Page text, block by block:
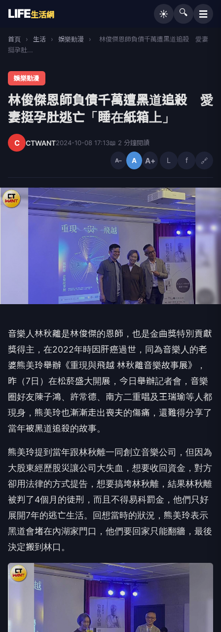
LIFE生活網 ☀️ 🔍 ☰
首頁 › 生活 › 娛樂動漫 ›
林俊傑恩師負債千萬遭黑道追殺 愛妻
挺孕肚...
娛樂動漫
林俊傑恩師負債千萬遭黑道追殺 愛
妻挺孕肚逃亡「睡在紙箱上」
C CTWANT2024-10-08 17:13📖 2 分鐘閱讀
A− A A+ L f 🔗
音樂人林秋離是林俊傑的恩師，也是金曲獎特別貢獻
獎得主，在2022年時因肝癌過世，同為音樂人的老
婆熊美玲舉辦《重現與飛越 林秋離音樂故事展》，
昨（7日）在松菸盛大開展，今日舉辦記者會，音樂
圈好友陳子鴻、許常德、南方二重唱及王瑞瑜等人都
現身，熊美玲也漸漸走出喪夫的傷痛，還難得分享了
當年被黑道追殺的故事。
熊美玲提到當年跟林秋離一同創立音樂公司，但因為
大股東經歷股災讓公司大失血，想要收回資金，對方
卻用法律的方式提告，想要搞垮林秋離，結果林秋離
被判了4個月的徒刑，而且不得易科罰金，他們只好
展開7年的逃亡生活。回想當時的狀況，熊美玲表示
黑道會堵在內湖家門口，他們要回家只能翻牆，最後
決定搬到林口。